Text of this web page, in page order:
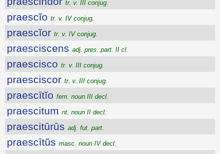
tr. v. III conjug.
praescĭo tr. v. IV conjug.
praescĭor tr. v. IV conjug.
praesciscens adj. pres. part. II cl.
praescisco tr. v. III conjug.
praesciscor tr. v. III conjug.
praescītĭo fem. noun III decl.
praescitum nt. noun II decl.
praescitūrūs adj. fut. part.
praescītŭs masc. noun IV decl.